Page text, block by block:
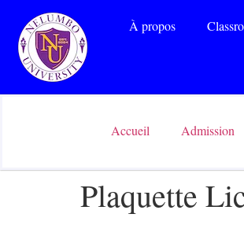
À propos
Accueil Admission
Plaquette